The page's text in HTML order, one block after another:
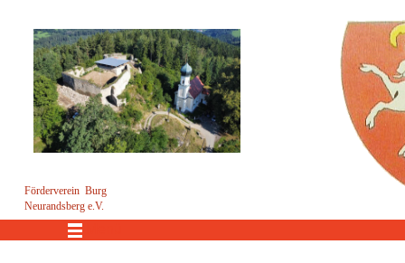
Förderverein Burg
Neurandsberg e.V.